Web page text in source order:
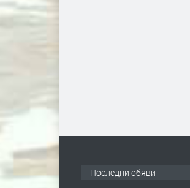
Последни обяви